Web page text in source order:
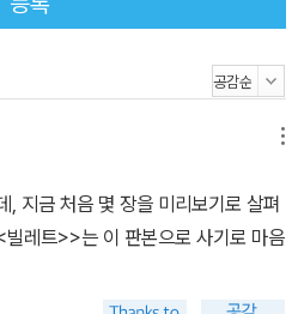
, 지금 처음 몇 장을 미리보기로 살펴
레트>>는 이 판본으로 사기로 마음